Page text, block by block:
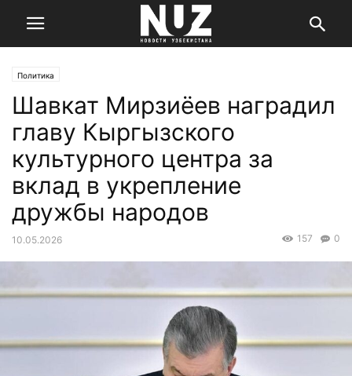
Политика
Шавкат Мирзиёев наградил
главу Кыргызского
культурного центра за
вклад в укрепление
дружбы народов
10.05.2026 0
157